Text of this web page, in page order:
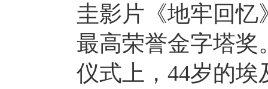
圭影片《地牢回忆
最高荣誉金字塔奖
仪式上，44岁的埃